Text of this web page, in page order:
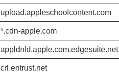
upload.appleschoolcontent.com
*.cdn-apple.com
appldnld.apple.com.edgesuite.net
crl.entrust.net